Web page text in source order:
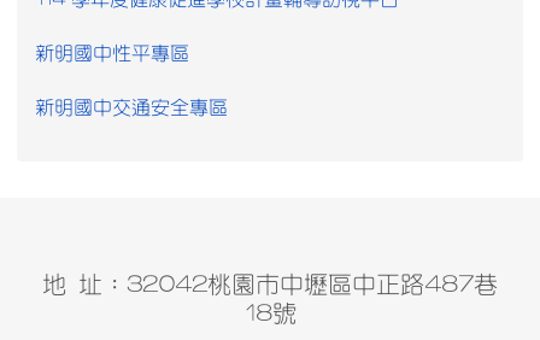
新明國中性平專區
新明國中交通安全專區
地 址：32042桃園市中壢區中正路487巷
18號